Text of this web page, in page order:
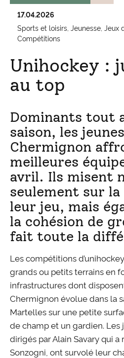
17.04.2026
Sports et loisirs Jeunesse Jeux
Compétitions
Unihockey :
au top
Dominants tout
saison, les
Chermignon
meilleures
avril. Ils misent
seulement sur
leur jeu, mais
la cohésion de
fait toute la
Les compétitions
grands ou petits terrains en
infrastructures dont
Chermignon évolue dans la
Martelles sur une petite
de champ et un gardien. Les
dirigés par Alain Savary qui a
Sonzogni, ont survolé leur